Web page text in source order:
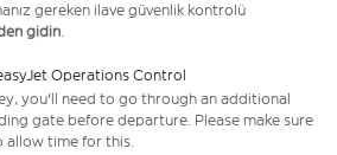
gereken ilave güvenlik kontrolü
gidin.
Operations Control
you'll need to go through an additional
gate before departure. Please make sure
allow time for this.